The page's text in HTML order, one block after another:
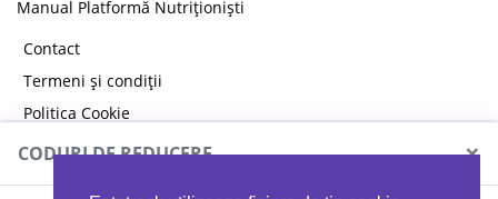
Manual Platformă Nutriționiști
Contact
Termeni și condiții
Politica Cookie
Politica de confidențialitate
CODURI DE REDUCERE ×